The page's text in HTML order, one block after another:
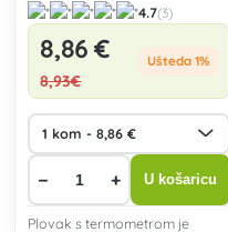
4.7(3)
8,86 €
8,93€
Ušteda 1%
− + U košaricu
Plovak s termometrom je